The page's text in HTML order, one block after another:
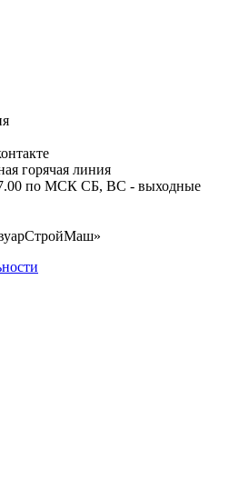
горячая линия
по МСК СБ, ВС - выходные